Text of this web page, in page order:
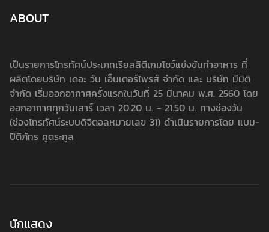
ABOUT
เป็นรายการโทรทัศน์ประเภทเรียลลิตีเกมโชว์แข่งขันทำอาหาร ที่
ผลิตโดยบริษัท เดอะ วัน เอ็นเตอร์ไพรส์ จำกัด และ บริษัท มีมิติ
จำกัด เริ่มออกอากาศครั้งแรกในวันที่ 25 มีนาคม พ.ศ. 2560 โดย
ออกอากาศทุกวันเสาร์ เวลา 20.20 น. - 21.50 น. ทางช่องวัน
(ช่องโทรทัศน์ระบบดิจิตอลหมายเลข 31) ดำเนินรายการโดย แบม-
ปิติภัทร คูตระกูล
นักแสดง